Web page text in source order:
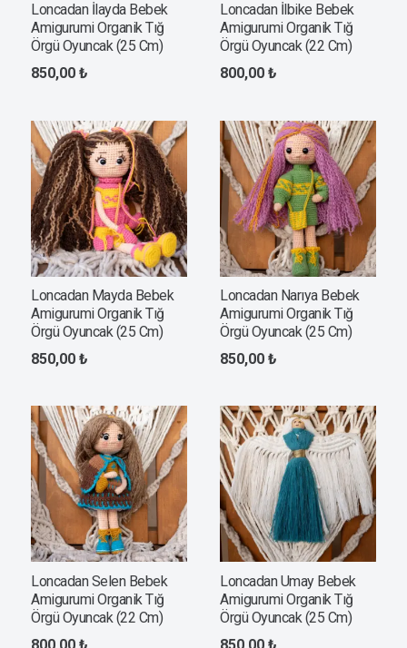
Loncadan İlayda Bebek
Amigurumi Organik Tığ
Örgü Oyuncak (25 Cm)
850,00 ₺
Loncadan İlbike Bebek
Amigurumi Organik Tığ
Örgü Oyuncak (22 Cm)
800,00 ₺
Loncadan Mayda Bebek
Amigurumi Organik Tığ
Örgü Oyuncak (25 Cm)
850,00 ₺
Loncadan Narıya Bebek
Amigurumi Organik Tığ
Örgü Oyuncak (25 Cm)
850,00 ₺
Loncadan Selen Bebek
Amigurumi Organik Tığ
Örgü Oyuncak (22 Cm)
Loncadan Umay Bebek
Amigurumi Organik Tığ
Örgü Oyuncak (25 Cm)